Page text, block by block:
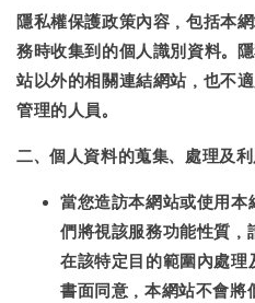
隱私權保護政策內容，包括本
務時收集到的個人識別資料。
站以外的相關連結網站，也不
管理的人員。
二、個人資料的蒐集、處理及
當您造訪本網站或使用本
們將視該服務功能性質，
在該特定目的範圍內處理
書面同意，本網站不會將